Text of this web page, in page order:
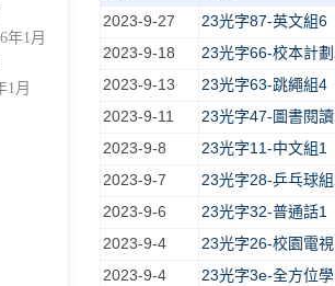
年1月
1月
2023-9-27
23光字87-英文組6
2023-9-18
23光字66-校本計
2023-9-13
23光字63-跳繩組4
2023-9-11
23光字47-圖書閱
2023-9-8
23光字11-中文組1
2023-9-7
23光字28-乒乓球
2023-9-6
23光字32-普通話1
2023-9-4
23光字26-校園電
2023-9-4
23光字3e-全方位